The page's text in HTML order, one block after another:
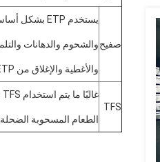
صفيح
والأغطية والإغلاق من ETP.
TFS
الطعام المسحوبة الضحلة.